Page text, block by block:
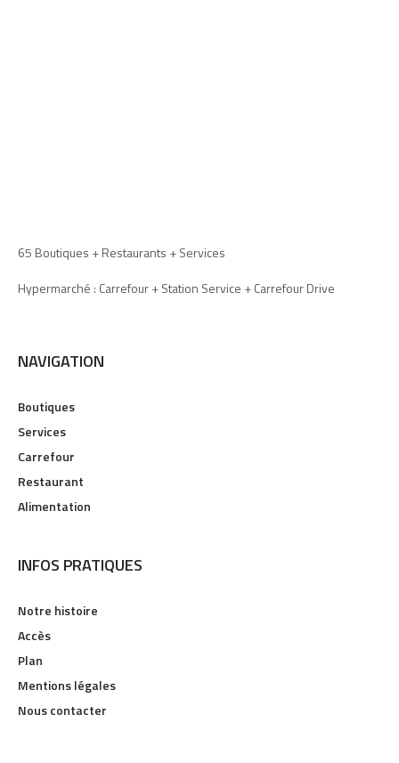
65 Boutiques + Restaurants + Services
Hypermarché : Carrefour + Station Service + Carrefour Drive
NAVIGATION
Boutiques
Services
Carrefour
Restaurant
Alimentation
INFOS PRATIQUES
Notre histoire
Accès
Plan
Mentions légales
Nous contacter